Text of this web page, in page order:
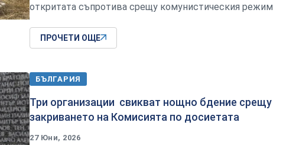
откритата съпротива срещу комунистическия режим
ПРОЧЕТИ ОЩЕ
БЪЛГАРИЯ
Три организации свикват нощно бдение срещу
закриването на Комисията по досиетата
27 Юни, 2026